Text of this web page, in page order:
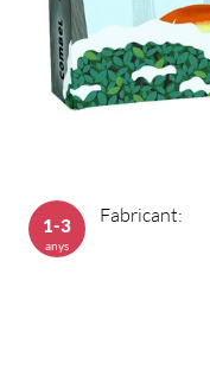
Fabricant:
1-3
anys